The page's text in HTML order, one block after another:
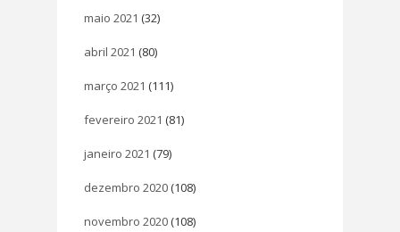
maio 2021 (32)
abril 2021 (80)
março 2021 (111)
fevereiro 2021 (81)
janeiro 2021 (79)
dezembro 2020 (108)
novembro 2020 (108)